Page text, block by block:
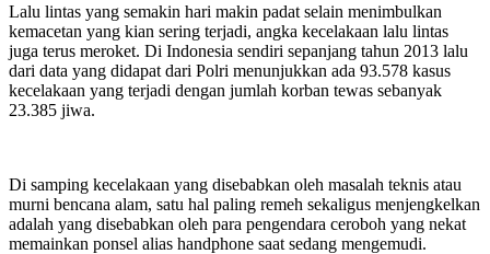
Lalu lintas yang semakin hari makin padat selain menimbulkan
kemacetan yang kian sering terjadi, angka kecelakaan lalu lintas
juga terus meroket. Di Indonesia sendiri sepanjang tahun 2013 lalu
dari data yang didapat dari Polri menunjukkan ada 93.578 kasus
kecelakaan yang terjadi dengan jumlah korban tewas sebanyak
23.385 jiwa.
Di samping kecelakaan yang disebabkan oleh masalah teknis atau
murni bencana alam, satu hal paling remeh sekaligus menjengkelkan
adalah yang disebabkan oleh para pengendara ceroboh yang nekat
memainkan ponsel alias handphone saat sedang mengemudi.